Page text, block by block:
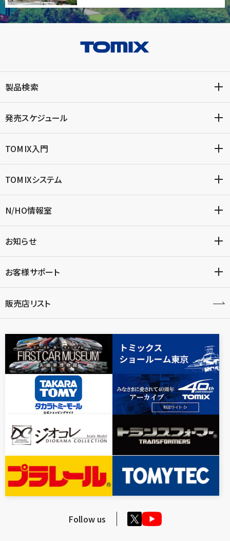
製品検索
発売スケジュール
TOMIX入門
TOMIXシステム
N/HO情報室
お知らせ
お客様サポート
販売店リスト
Follow us